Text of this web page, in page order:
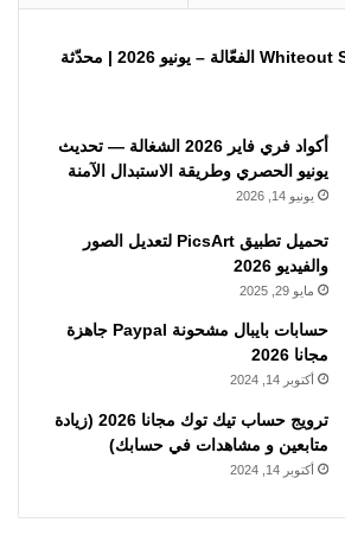
جانبي
أكواد هدايا Whiteout Survival الفعّالة – يونيو 2026 | محدّثة
أكواد فري فاير 2026 الشغالة — تحديث
يونيو الحصري وطريقة الاستبدال الآمنة
يونيو 14, 2026
تحميل تطبيق PicsArt لتعديل الصور
والفيديو 2026
مايو 29, 2025
حسابات بايبال مشحونة Paypal جاهزة
مجانا 2026
أكتوبر 14, 2024
ترويج حساب تيك توك مجانا 2026 (زيادة
متابعين و مشاهدات في حسابك)
أكتوبر 14, 2024